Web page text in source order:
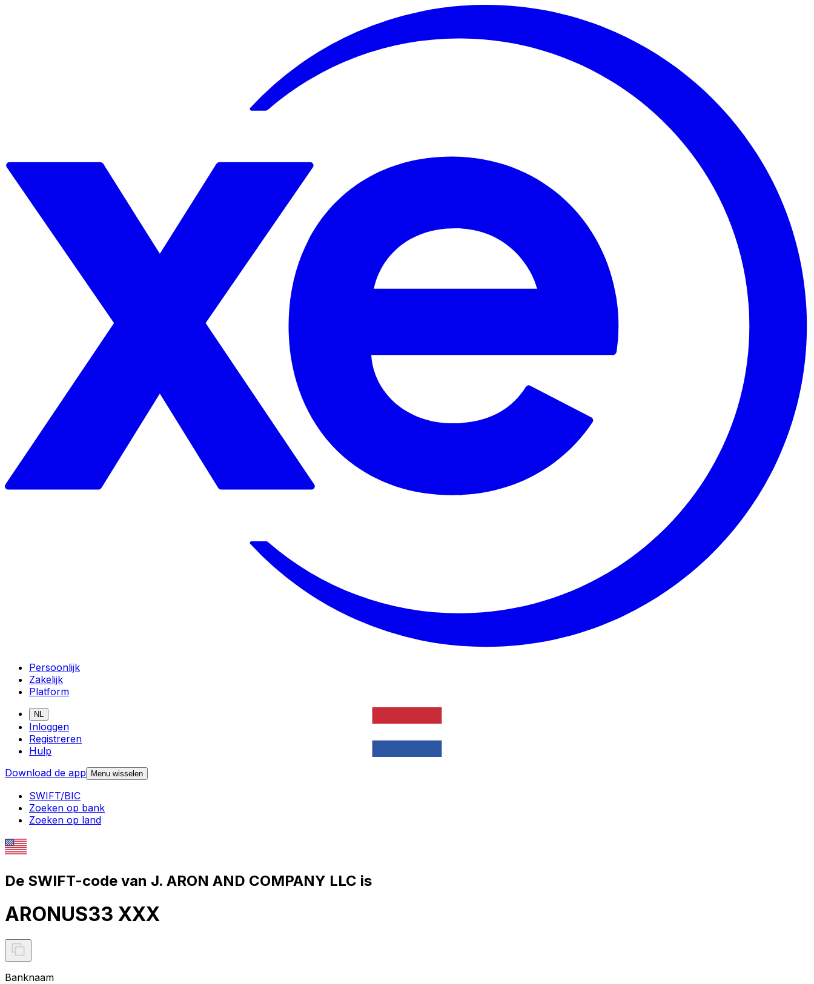
Persoonlijk
Zakelijk
Platform
NL
Inloggen
Registreren
Hulp
Download de app
Menu wisselen
SWIFT/BIC
Zoeken op bank
Zoeken op land
De SWIFT-code van J. ARON AND COMPANY LLC is
ARONUS33 XXX
Banknaam